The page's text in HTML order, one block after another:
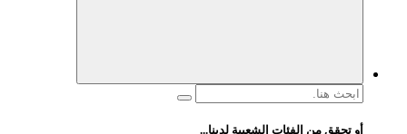
البحث
أو تحقق من الفئات الشعبية لدينا...